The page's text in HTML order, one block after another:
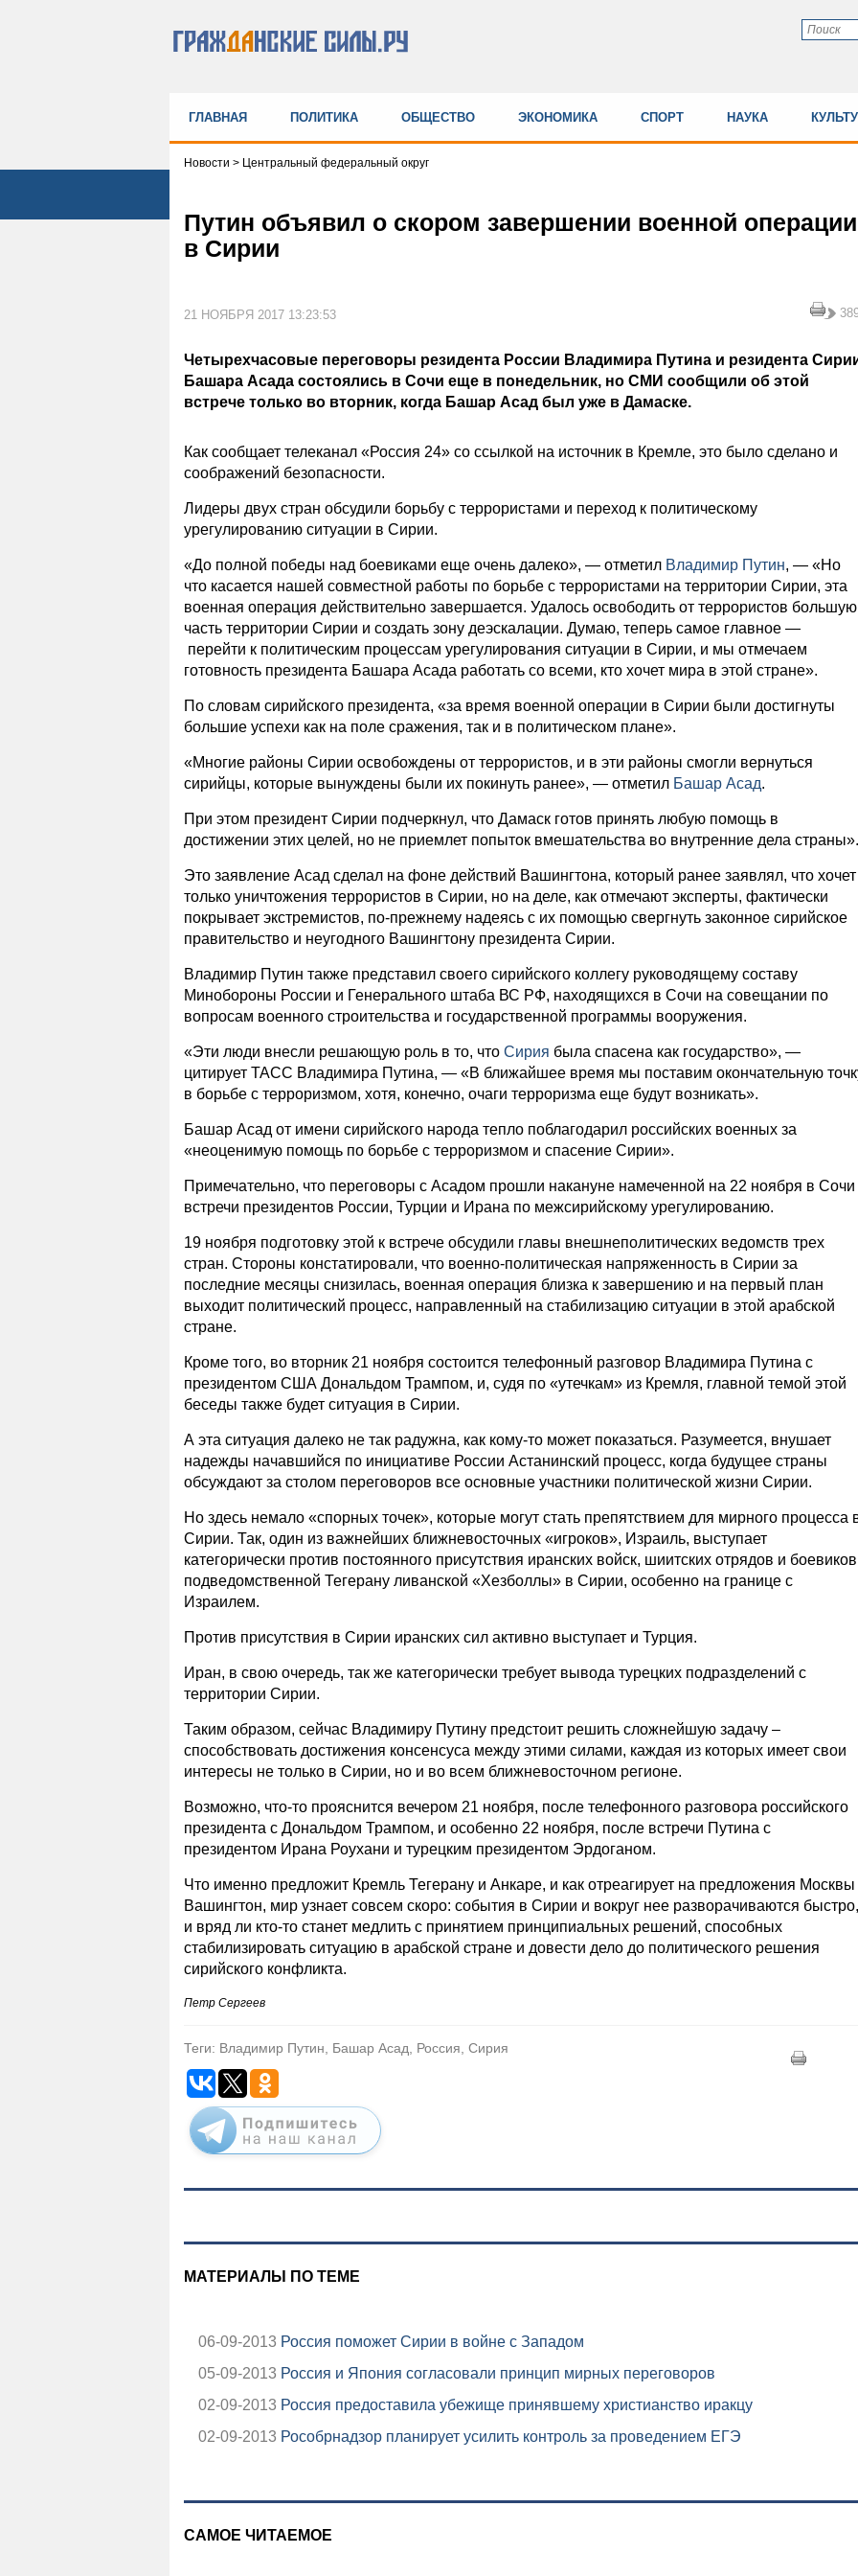
ГЛАВНАЯ ПОЛИТИКА ОБЩЕСТВО ЭКОНОМИКА СПОРТ НАУКА
Новости > Центральный федеральный округ
Путин объявил о скором завершении военной операции
в Сирии
21 НОЯБРЯ 2017 13:23:53
Четырехчасовые переговоры резидента России Владимира Путина и резидента
Башара Асада состоялись в Сочи еще в понедельник, но СМИ сообщили об этой
встрече только во вторник, когда Башар Асад был уже в Дамаске.
Как сообщает телеканал «Россия 24» со ссылкой на источник в Кремле, это было сделано и
соображений безопасности.
Лидеры двух стран обсудили борьбу с террористами и переход к политическому
урегулированию ситуации в Сирии.
«До полной победы над боевиками еще очень далеко», — отметил Владимир Путин, — «Но
что касается нашей совместной работы по борьбе с террористами на территории Сирии, эта
военная операция действительно завершается. Удалось освободить от террористов большую
часть территории Сирии и создать зону деэскалации. Думаю, теперь самое главное —
перейти к политическим процессам урегулирования ситуации в Сирии, и мы отмечаем
готовность президента Башара Асада работать со всеми, кто хочет мира в этой стране».
По словам сирийского президента, «за время военной операции в Сирии были достигнуты
большие успехи как на поле сражения, так и в политическом плане».
«Многие районы Сирии освобождены от террористов, и в эти районы смогли вернуться
сирийцы, которые вынуждены были их покинуть ранее», — отметил Башар Асад.
При этом президент Сирии подчеркнул, что Дамаск готов принять любую помощь в
достижении этих целей, но не приемлет попыток вмешательства во внутренние дела страны».
Это заявление Асад сделал на фоне действий Вашингтона, который ранее заявлял, что хочет
только уничтожения террористов в Сирии, но на деле, как отмечают эксперты, фактически
покрывает экстремистов, по-прежнему надеясь с их помощью свергнуть законное сирийское
правительство и неугодного Вашингтону президента Сирии.
Владимир Путин также представил своего сирийского коллегу руководящему составу
Минобороны России и Генерального штаба ВС РФ, находящихся в Сочи на совещании по
вопросам военного строительства и государственной программы вооружения.
«Эти люди внесли решающую роль в то, что Сирия была спасена как государство», —
цитирует ТАСС Владимира Путина, — «В ближайшее время мы поставим окончательную
в борьбе с терроризмом, хотя, конечно, очаги терроризма еще будут возникать».
Башар Асад от имени сирийского народа тепло поблагодарил российских военных за
«неоценимую помощь по борьбе с терроризмом и спасение Сирии».
Примечательно, что переговоры с Асадом прошли накануне намеченной на 22 ноября в Сочи
встречи президентов России, Турции и Ирана по межсирийскому урегулированию.
19 ноября подготовку этой к встрече обсудили главы внешнеполитических ведомств трех
стран. Стороны констатировали, что военно-политическая напряженность в Сирии за
последние месяцы снизилась, военная операция близка к завершению и на первый план
выходит политический процесс, направленный на стабилизацию ситуации в этой арабской
стране.
Кроме того, во вторник 21 ноября состоится телефонный разговор Владимира Путина с
президентом США Дональдом Трампом, и, судя по «утечкам» из Кремля, главной темой этой
беседы также будет ситуация в Сирии.
А эта ситуация далеко не так радужна, как кому-то может показаться. Разумеется, внушает
надежды начавшийся по инициативе России Астанинский процесс, когда будущее страны
обсуждают за столом переговоров все основные участники политической жизни Сирии.
Но здесь немало «спорных точек», которые могут стать препятствием для мирного процесса
Сирии. Так, один из важнейших ближневосточных «игроков», Израиль, выступает
категорически против постоянного присутствия иранских войск, шиитских отрядов и боевиков
подведомственной Тегерану ливанской «Хезболлы» в Сирии, особенно на границе с
Израилем.
Против присутствия в Сирии иранских сил активно выступает и Турция.
Иран, в свою очередь, так же категорически требует вывода турецких подразделений с
территории Сирии.
Таким образом, сейчас Владимиру Путину предстоит решить сложнейшую задачу –
способствовать достижения консенсуса между этими силами, каждая из которых имеет свои
интересы не только в Сирии, но и во всем ближневосточном регионе.
Возможно, что-то прояснится вечером 21 ноября, после телефонного разговора российского
президента с Дональдом Трампом, и особенно 22 ноября, после встречи Путина с
президентом Ирана Роухани и турецким президентом Эрдоганом.
Что именно предложит Кремль Тегерану и Анкаре, и как отреагирует на предложения Москвы
Вашингтон, мир узнает совсем скоро: события в Сирии и вокруг нее разворачиваются быстро,
и вряд ли кто-то станет медлить с принятием принципиальных решений, способных
стабилизировать ситуацию в арабской стране и довести дело до политического решения
сирийского конфликта.
Петр Сергеев
Теги: Владимир Путин, Башар Асад, Россия, Сирия
МАТЕРИАЛЫ ПО ТЕМЕ
06-09-2013 Россия поможет Сирии в войне с Западом
05-09-2013 Россия и Япония согласовали принцип мирных переговоров
02-09-2013 Россия предоставила убежище принявшему христианство иракцу
02-09-2013 Рособрнадзор планирует усилить контроль за проведением ЕГЭ
САМОЕ ЧИТАЕМОЕ